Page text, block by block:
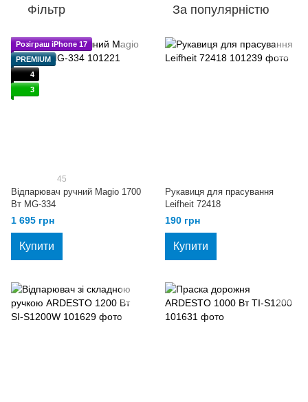
Фільтр За популярністю
Розіграш iPhone 17
PREMIUM
4
3
45
Відпарювач ручний Magio 1700
Вт MG-334
1 695 грн
Купити
Рукавиця для прасування
Leifheit 72418
190 грн
Купити